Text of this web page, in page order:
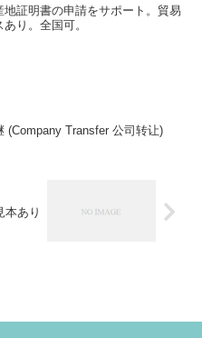
証明書の申請をサポート。貿易
り。全国可。
(Company Transfer 公司转让)
本あり